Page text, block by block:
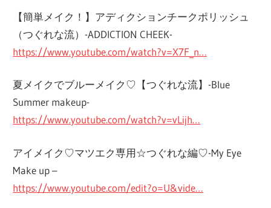
【簡単メイク！】アディクションチークポリッシュ
（つぐれな流）-ADDICTION CHEEK-
https://www.youtube.com/watch?v=X7F_n…
夏メイクでブルーメイク♡【つぐれな流】-Blue
Summer makeup-
https://www.youtube.com/watch?v=vLijh…
アイメイク♡マツエク専用☆つぐれな編♡-My Eye
Make up –
https://www.youtube.com/edit?o=U&vide…